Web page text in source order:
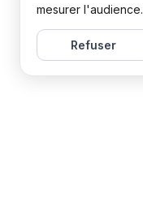
mesurer l'audience.
Refuser